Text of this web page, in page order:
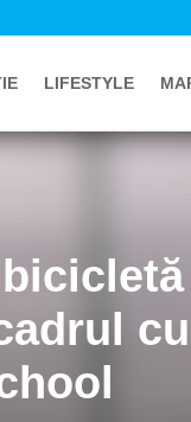
LIFESTYLE